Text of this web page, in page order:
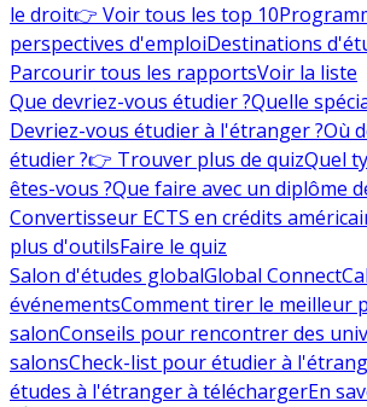
le droit👉 Voir tous les top 10
perspectives d'emploiDestinations
Parcourir tous les rapportsVoir la liste
Que devriez-vous étudier ?Quelle
Devriez-vous étudier à l'étranger ?Où
étudier ?👉 Trouver plus de quizQuel
êtes-vous ?Que faire avec un diplôme
Convertisseur ECTS en crédits
plus d'outilsFaire le quiz
Salon d'études globalGlobal Connect
événementsComment tirer le meilleur
salonConseils pour rencontrer des
salonsCheck-list pour étudier à
études à l'étranger à téléchargerEn